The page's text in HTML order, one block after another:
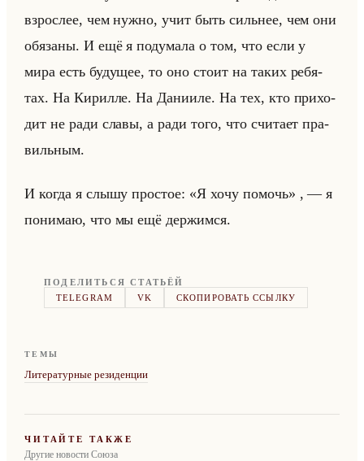
взрос­лее, чем нужно, учит быть сильнее, чем они
обя­за­ны. И ещё я по­ду­ма­ла о том, что если у
мира есть бу­ду­щее, то оно стоит на таких ре­бя­
тах. На Ки­рил­ле. На Да­ни­иле. На тех, кто при­хо­
дит не ради славы, а ради того, что счи­та­ет пра­
вильным.
И когда я слышу про­стое: «Я хочу помочь» , — я
по­ни­маю, что мы ещё дер­жим­ся.
ПОДЕЛИТЬСЯ СТАТЬЁЙ
TELEGRAM
VK СКОПИРОВАТЬ ССЫЛКУ
ТЕМЫ
Литературные резиденции
ЧИТАЙТЕ ТАКЖЕ
Другие новости Союза